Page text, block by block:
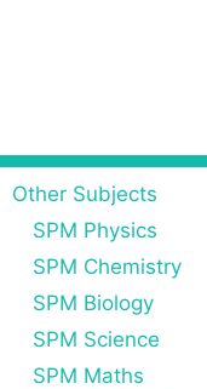
Other Subjects
SPM Physics
SPM Chemistry
SPM Biology
SPM Science
SPM Maths